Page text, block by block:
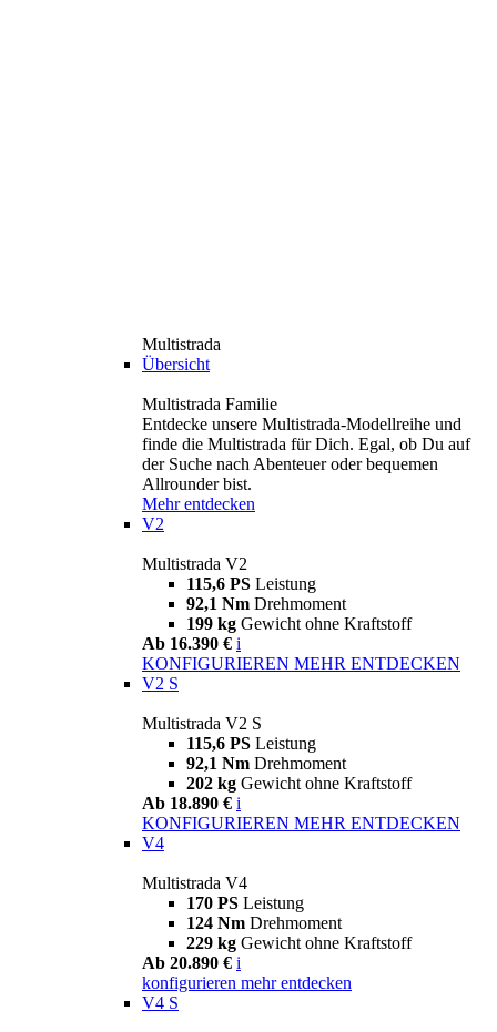
Multistrada
Übersicht
Multistrada Familie
Entdecke unsere Multistrada-Modellreihe und
finde die Multistrada für Dich. Egal, ob Du auf
der Suche nach Abenteuer oder bequemen
Allrounder bist.
Mehr entdecken
V2
Multistrada V2
115,6 PS Leistung
92,1 Nm Drehmoment
199 kg Gewicht ohne Kraftstoff
Ab 16.390 € i
KONFIGURIEREN MEHR ENTDECKEN
V2 S
Multistrada V2 S
115,6 PS Leistung
92,1 Nm Drehmoment
202 kg Gewicht ohne Kraftstoff
Ab 18.890 € i
KONFIGURIEREN MEHR ENTDECKEN
V4
Multistrada V4
170 PS Leistung
124 Nm Drehmoment
229 kg Gewicht ohne Kraftstoff
Ab 20.890 € i
konfigurieren mehr entdecken
V4 S